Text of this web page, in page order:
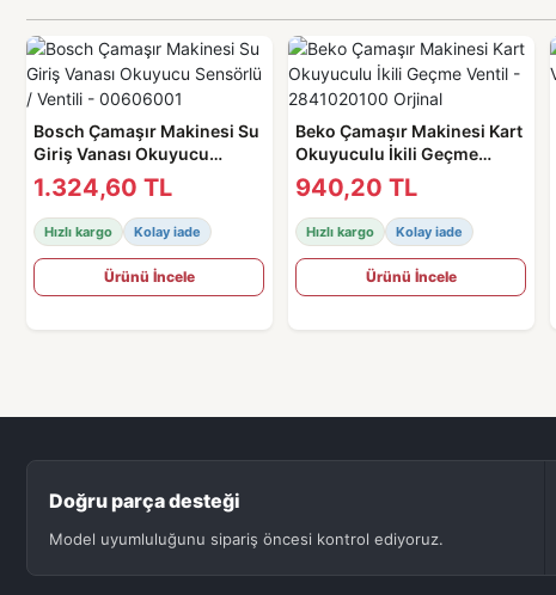
Bosch Çamaşır Makinesi Su
Giriş Vanası Okuyucu
Sensörlü / Ventili -
00606001
1.324,60 TL
Hızlı kargo Kolay iade
Ürünü İncele
Beko Çamaşır Makinesi Kart
Okuyuculu İkili Geçme
Ventil - 2841020100 Orjinal
940,20 TL
Hızlı kargo Kolay iade
Ürünü İncele
Doğru parça desteği
Model uyumluluğunu sipariş öncesi kontrol ediyoruz.